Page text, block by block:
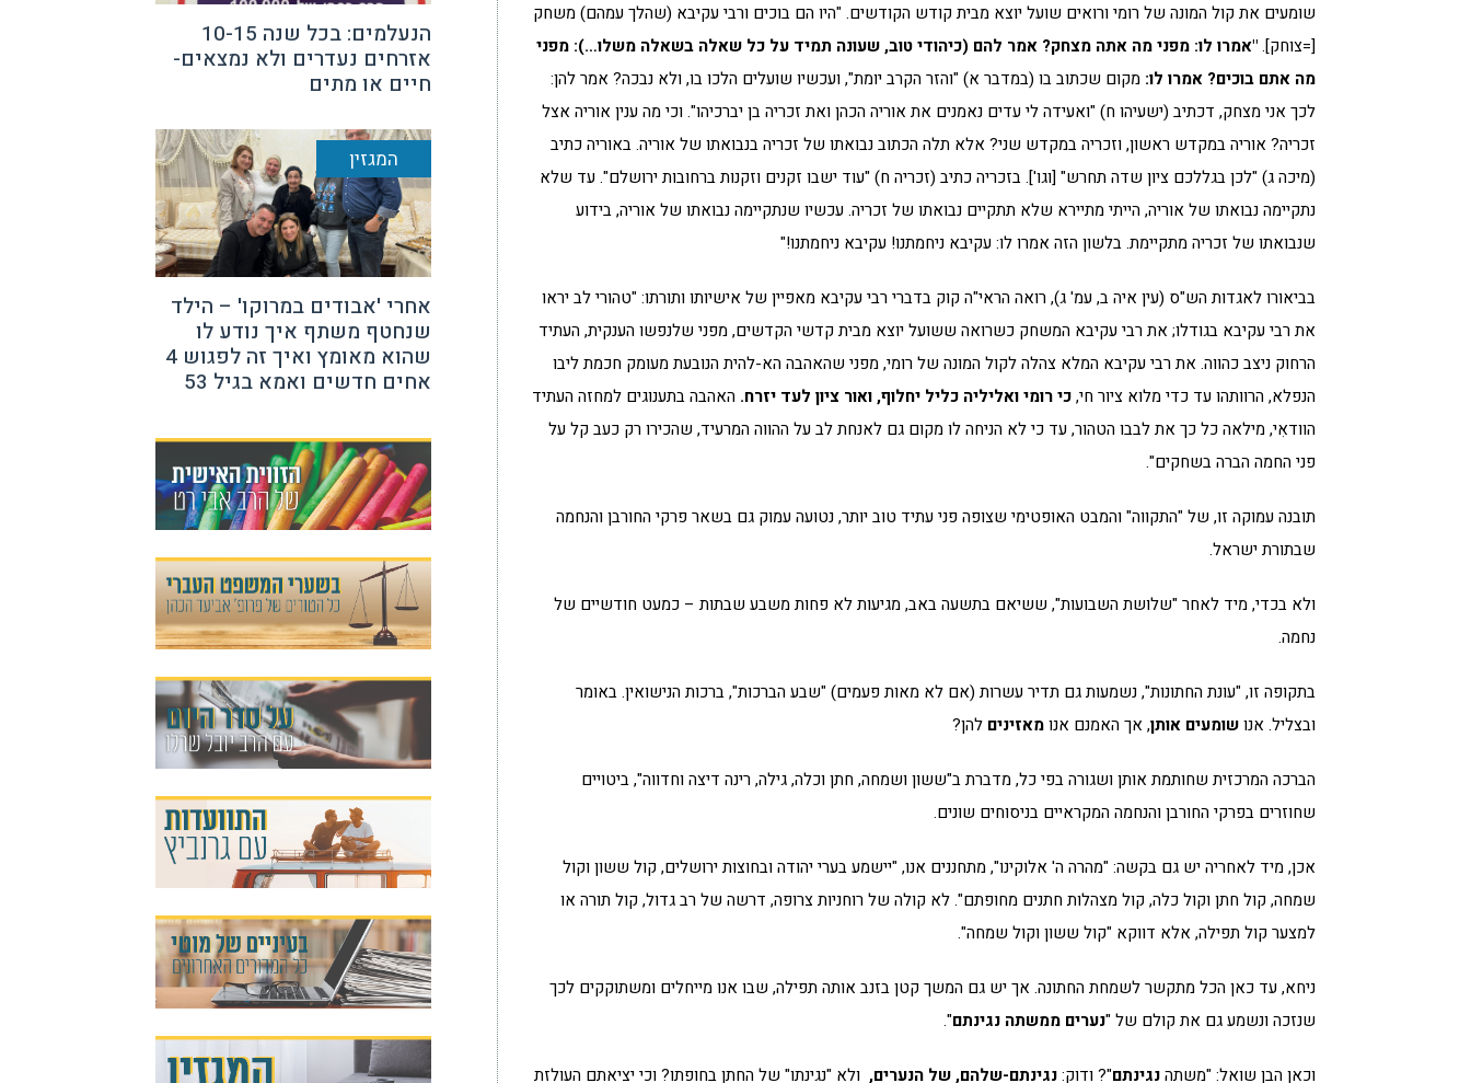
שומעים את קול המונה של רומי ורואים שועל יוצא מבית קודש הקודשים. "היו הם בוכים ורבי עקיבא (שהלך עמהם) משחק
[=צוחק]."אמרו לו: מפני מה אתה מצחק? אמר להם (כיהודי טוב, שעונה תמיד על כל שאלה בשאלה משלו…): מפני
מה אתם בוכים? אמרו לו: מקום שכתוב בו (במדבר א) "והזר הקרב יומת", ועכשיו שועלים הלכו בו, ולא נבכה? אמר להן:
לכך אני מצחק, דכתיב (ישעיהו ח) "ואעידה לי עדים נאמנים את אוריה הכהן ואת זכריה בן יברכיהו". וכי מה ענין אוריה אצל
זכריה? אוריה במקדש ראשון, וזכריה במקדש שני? אלא תלה הכתוב נבואתו של זכריה בנבואתו של אוריה. באוריה כתיב
(מיכה ג) "לכן בגללכם ציון שדה תחרש" [וגו']. בזכריה כתיב (זכריה ח) "עוד ישבו זקנים וזקנות ברחובות ירושלם". עד שלא
נתקיימה נבואתו של אוריה, הייתי מתיירא שלא תתקיים נבואתו של זכריה. עכשיו שנתקיימה נבואתו של אוריה, בידוע
שנבואתו של זכריה מתקיימת. בלשון הזה אמרו לו: עקיבא ניחמתנו! עקיבא ניחמתנו!"
בביאורו לאגדות הש"ס (עין איה ב, עמ' ג), רואה הראי"ה קוק בדברי רבי עקיבא מאפיין של אישיותו ותורתו: "טהורי לב יראו
את רבי עקיבא בגודלו; את רבי עקיבא המשחק כשרואה ששועל יוצא מבית קדשי הקדשים, מפני שלנפשו הענקית, העתיד
הרחוק ניצב כהווה. את רבי עקיבא המלא צהלה לקול המונה של רומי, מפני שהאהבה הא-להית הנובעת מעומק חכמת ליבו
הנפלא, הרוותהו עד כדי מלוא ציור חי,כי רומי ואליליה כליל יחלוף, ואור ציון לעד יזרח. האהבה בתענוגים למחזה העתיד
הוודאִי, מילאה כל כך את לבבו הטהור, עד כי לא הניחה לו מקום גם לאנחת לב על ההווה המרעיד, שהכירו רק כעב קל על
פני החמה הברה בשחקים".
תובנה עמוקה זו, של "התקווה" והמבט האופטימי שצופה פני עתיד טוב יותר, נטועה עמוק גם בשאר פרקי החורבן והנחמה
שבתורת ישראל.
ולא בכדי, מיד לאחר "שלושת השבועות", ששיאם בתשעה באב, מגיעות לא פחות משבע שבתות – כמעט חודשיים של
נחמה.
בתקופה זו, "עונת החתונות", נשמעות גם תדיר עשרות (אם לא מאות פעמים) "שבע הברכות", ברכות הנישואין. באומר
ובצליל. אנושומעים אותן, אך האמנם אנומאזינים להן?
הברכה המרכזית שחותמת אותן ושגורה בפי כל, מדברת ב"ששון ושמחה, חתן וכלה, גילה, רינה דיצה וחדווה", ביטויים
שחוזרים בפרקי החורבן והנחמה המקראיים בניסוחים שונים.
אכן, מיד לאחריה יש גם בקשה: "מהרה ה' אלוקינו", מתחננים אנו, "יישמע בערי יהודה ובחוצות ירושלים, קול ששון וקול
שמחה, קול חתן וקול כלה, קול מצהלות חתנים מחופתם". לא קולה של רוחניות צרופה, דרשה של רב גדול, קול תורה או
למצער קול תפילה, אלא דווקא "קול ששון וקול שמחה".
ניחא, עד כאן הכל מתקשר לשמחת החתונה. אך יש גם המשך קטן בזנב אותה תפילה, שבו אנו מייחלים ומשתוקקים לכך
שנזכה ונשמע גם את קולם של "נערים ממשתה נגינתם".
וכאן הבן שואל: "משתהנגינתם"? ודוק:נגינתם-שלהם, של הנערים, ולא "נגינתו" של החתן בחופתו? וכי יציאתם העולזת
הנעלמים: בכל שנה 10-15
אזרחים נעדרים ולא נמצאים-
חיים או מתים
המגזין
אחרי 'אבודים במרוקו' – הילד
שנחטף משתף איך נודע לו
שהוא מאומץ ואיך זה לפגוש 4
אחים חדשים ואמא בגיל 53